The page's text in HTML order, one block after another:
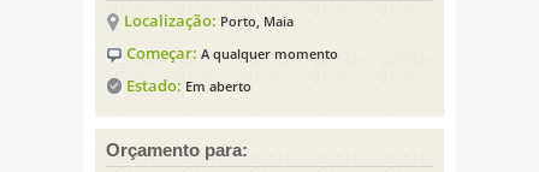
Localização: Porto, Maia
Começar: A qualquer momento
Estado: Em aberto
Orçamento para: